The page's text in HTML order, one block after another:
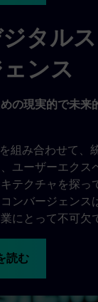
タル
ンス
の現実的で未来
組み合わせて、
ユーザーエクス
テクチャを探っ
ンバージェンス
にとって不可欠
読む